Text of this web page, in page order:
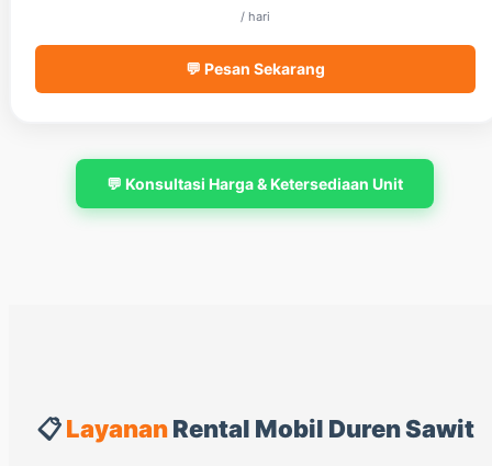
/ hari
💬 Pesan Sekarang
💬 Konsultasi Harga & Ketersediaan Unit
📋LayananRental Mobil Duren Sawit